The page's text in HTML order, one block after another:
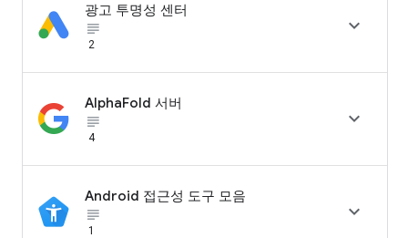
광고 투명성 센터
subject_black
2

AlphaFold 서버
subject_black
4

Android 접근성 도구 모음
subject_black
1
